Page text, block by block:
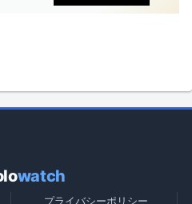
watch
プライバシーポリシー